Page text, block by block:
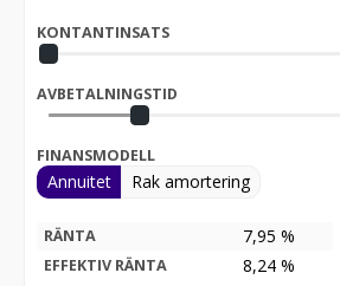
KONTANTINSATS
AVBETALNINGSTID
FINANSMODELL
Annuitet Rak amortering
RÄNTA 7,95 %
EFFEKTIV RÄNTA 8,24 %